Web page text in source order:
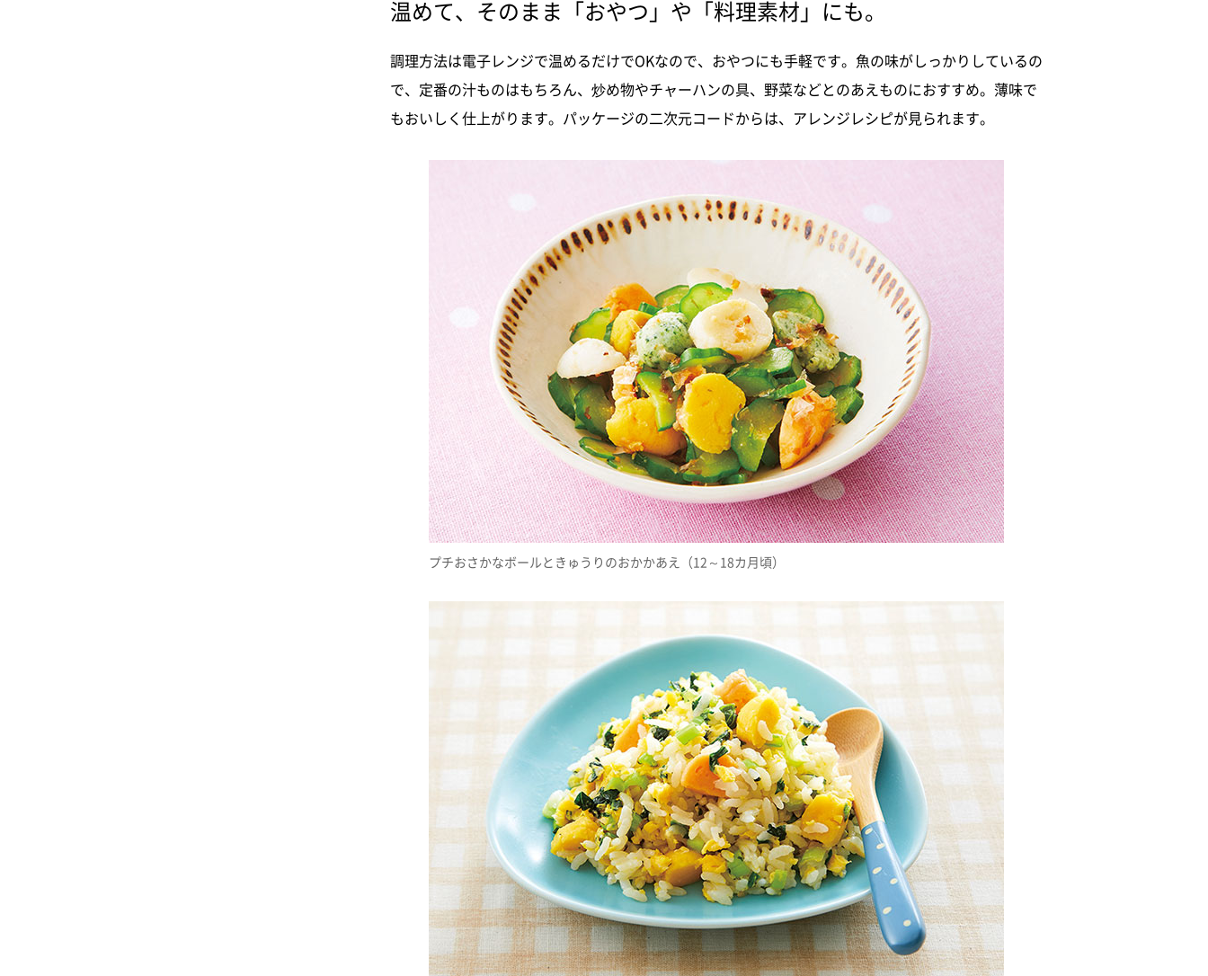
温めて、そのまま「おやつ」や「料理素材」にも。
調理方法は電子レンジで温めるだけでOKなので、おやつにも手軽です。魚の味がしっかりしているの
で、定番の汁ものはもちろん、炒め物やチャーハンの具、野菜などとのあえものにおすすめ。薄味で
もおいしく仕上がります。パッケージの二次元コードからは、アレンジレシピが見られます。
プチおさかなボールときゅうりのおかかあえ（12～18カ月頃）